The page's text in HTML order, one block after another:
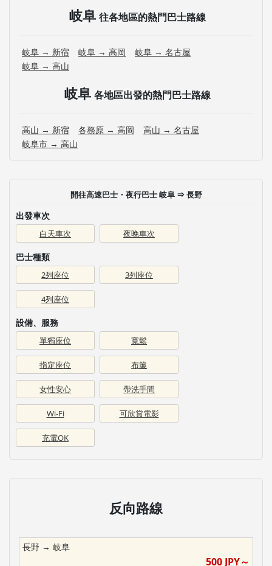
岐阜 往各地區的熱門巴士路線
岐阜 → 新宿 岐阜 → 高岡
岐阜 → 名古屋
岐阜 → 高山
岐阜 各地區出發的熱門巴士路線
高山 → 新宿 各務原 → 高岡
高山 → 名古屋
岐阜市 → 高山
開往高速巴士・夜行巴士 岐阜 ⇒ 長野
出發車次
白天車次 夜晚車次
巴士種類
2列座位 3列座位
4列座位
設備、服務
單獨座位 寬鬆
指定座位 布簾
女性安心 帶洗手間
Wi-Fi 可欣賞電影
充電OK
反向路線
長野 → 岐阜
500 JPY～